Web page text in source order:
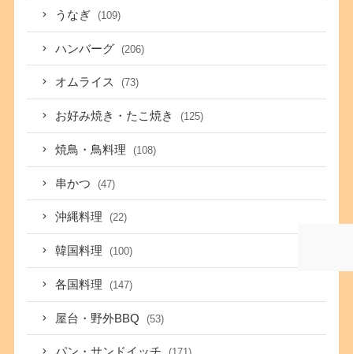
うなぎ (109)
ハンバーグ (206)
オムライス (73)
お好み焼き・たこ焼き (125)
焼鳥・鳥料理 (108)
串かつ (47)
沖縄料理 (22)
韓国料理 (100)
各国料理 (147)
屋台・野外BBQ (53)